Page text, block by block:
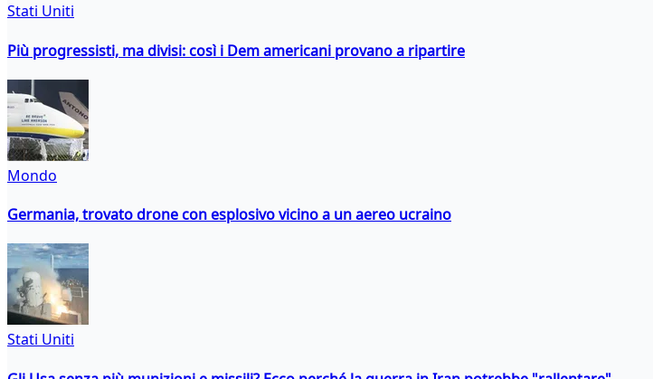
Stati Uniti
Più progressisti, ma divisi: così i Dem americani provano a ripartire
Mondo
Germania, trovato drone con esplosivo vicino a un aereo ucraino
Stati Uniti